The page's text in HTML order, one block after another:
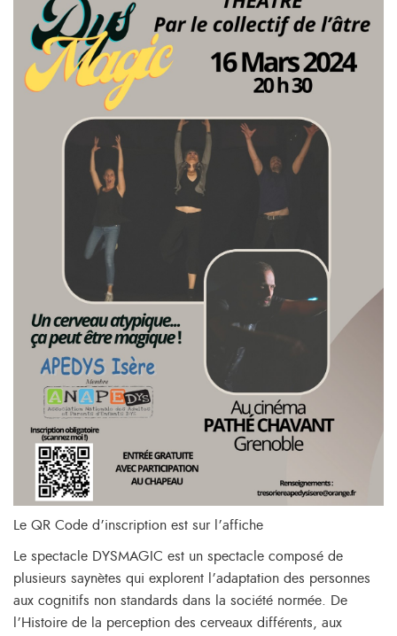
Le QR Code d’inscription est sur l’affiche
Le spectacle DYSMAGIC est un spectacle composé de
plusieurs saynètes qui explorent l’adaptation des personnes
aux cognitifs non standards dans la société normée. De
l’Histoire de la perception des cerveaux différents, aux